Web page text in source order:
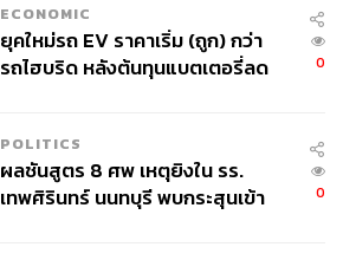
ECONOMIC
ยุคใหม่รถ EV ราคาเริ่ม (ถูก) กว่า
รถไฮบริด หลังต้นทุนแบตเตอรี่ลด
0
POLITICS
ผลชันสูตร 8 ศพ เหตุยิงใน รร.
เทพศิรินทร์ นนทบุรี พบกระสุนเข้า
0